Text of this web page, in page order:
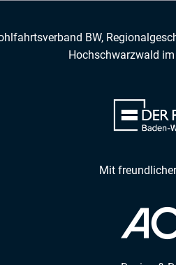
BW,
Hochschwarzwald im
Mit